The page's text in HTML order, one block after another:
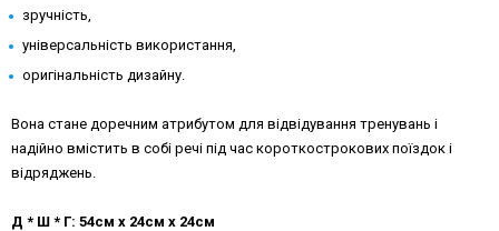
зручність,
універсальність використання,
оригінальність дизайну.
Вона стане доречним атрибутом для відвідування тренувань і
надійно вмістить в собі речі під час короткострокових поїздок і
відряджень.
Д * Ш * Г: 54см x 24см x 24см